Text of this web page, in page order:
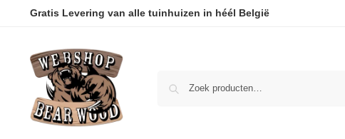
Gratis Levering van alle tuinhuizen in héél België